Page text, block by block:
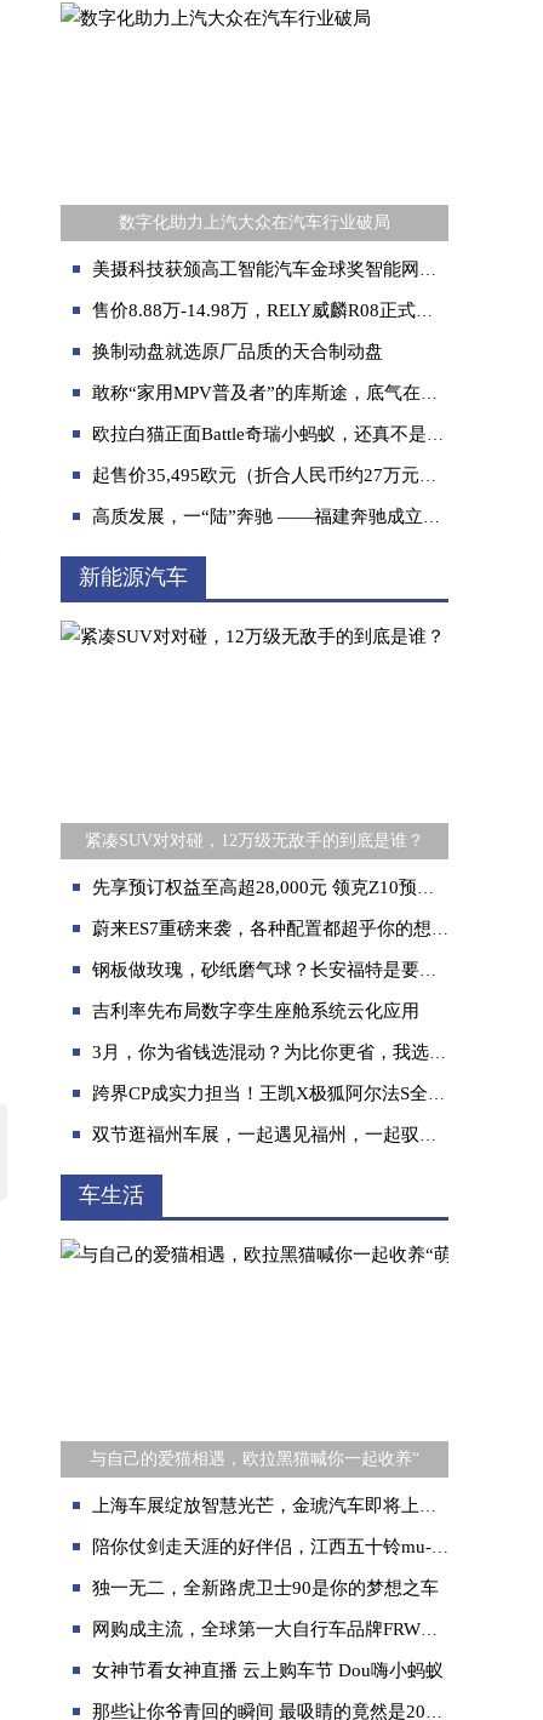
数字化助力上汽大众在汽车行业破局
美摄科技获颁高工智能汽车金球奖智能网联产业链年度TOP100创新企业
售价8.88万-14.98万，RELY威麟R08正式上市，首任车主整车终身质保劲省13万！
换制动盘就选原厂品质的天合制动盘
敢称“家用MPV普及者”的库斯途，底气在这里
欧拉白猫正面Battle奇瑞小蚂蚁，还真不是颜值高那么简单！
起售价35,495欧元（折合人民币约27万元），领克Z20全球首秀暨欧洲上市
高质发展，一“陆”奔驰 ——福建奔驰成立16周年
新能源汽车
紧凑SUV对对碰，12万级无敌手的到底是谁？
先享预订权益至高超28,000元 领克Z10预订开启
蔚来ES7重磅来袭，各种配置都超乎你的想象
钢板做玫瑰，砂纸磨气球？长安福特是要闹哪样？
吉利率先布局数字孪生座舱系统云化应用
3月，你为省钱选混动？为比你更省，我选择入手影豹混动版
跨界CP成实力担当！王凯X极狐阿尔法S全新HI版
双节逛福州车展，一起遇见福州，一起驭见北京现代
车生活
与自己的爱猫相遇，欧拉黑猫喊你一起收养“
上海车展绽放智慧光芒，金琥汽车即将上市首款产品
陪你仗剑走天涯的好伴侣，江西五十铃mu-X牧游侠柴油版购车指南
独一无二，全新路虎卫士90是你的梦想之车
网购成主流，全球第一大自行车品牌FRW土拨鼠碳纤维公路车火爆
女神节看女神直播 云上购车节 Dou嗨小蚂蚁
那些让你爷青回的瞬间 最吸睛的竟然是2021款哈弗F7x